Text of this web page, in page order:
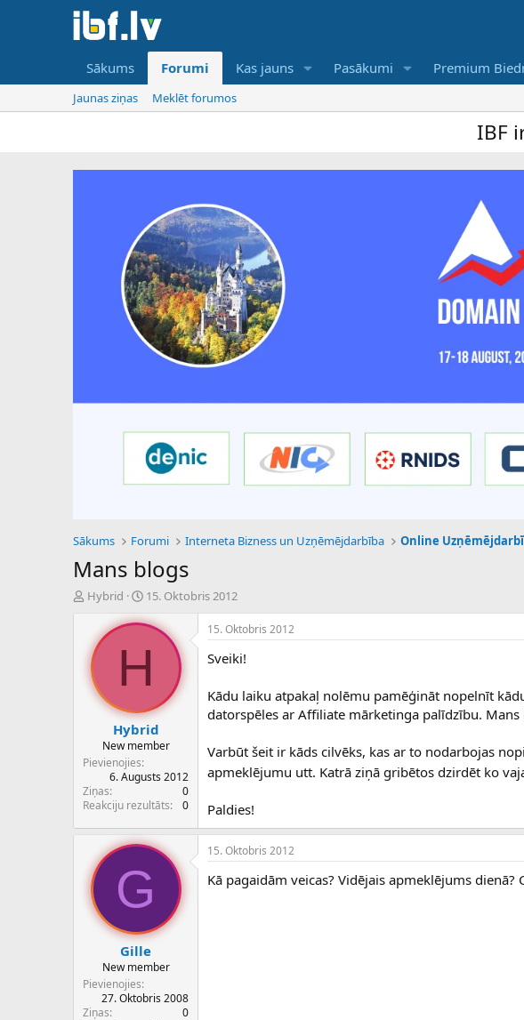
Sākums Forumi Kas jauns Pasākumi Premium
Jaunas ziņas Meklēt forumos
IBF ir tikai
Sākums Forumi Interneta Bizness un Uzņēmējdarbība
Mans blogs
P
e
d
e
z
s
ā
c
Hybrid
S
k
a
d
a
t
u
m
s
15. Oktobris 2012
H
Hybrid
New member
Pievienojies
6. Augusts 2012
Ziņas
0
Reakciju rezultāts
0
15. Oktobris 2012
Sveiki!
Kādu laiku atpakaļ nolēmu pamēģināt nopelnīt
datorspēles ar Affiliate mārketinga palīdzību.
Varbūt šeit ir kāds cilvēks, kas ar to nodarbojas
apmeklējumu utt. Katrā ziņā gribētos dzirdēt ko
Paldies!
G
Gille
New member
Pievienojies
27. Oktobris 2008
Ziņas
0
15. Oktobris 2012
Kā pagaidām veicas? Vidējais apmeklējums dienā?